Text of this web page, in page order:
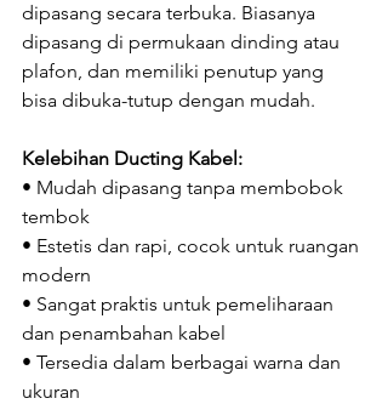
dipasang secara terbuka. Biasanya
dipasang di permukaan dinding atau
plafon, dan memiliki penutup yang
bisa dibuka-tutup dengan mudah.
Kelebihan Ducting Kabel:
• Mudah dipasang tanpa membobok
tembok
• Estetis dan rapi, cocok untuk ruangan
modern
• Sangat praktis untuk pemeliharaan
dan penambahan kabel
• Tersedia dalam berbagai warna dan
ukuran